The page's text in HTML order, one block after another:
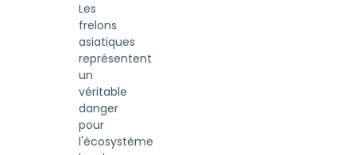
Les
frelons
asiatiques
représentent
un
véritable
danger
pour
l'écosystème